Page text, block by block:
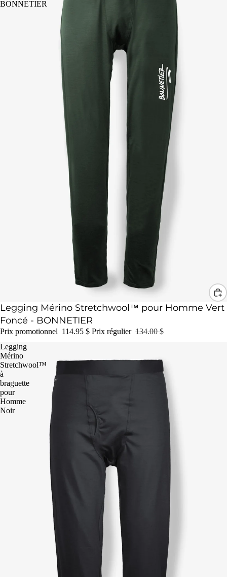
BONNETIER
Promotion
Legging Mérino Stretchwool™ pour Homme Vert
Foncé - BONNETIER
Prix promotionnel 114.95 $ Prix régulier 134.00 $
Legging
Mérino
Stretchwool™
à
braguette
pour
Homme
Noir